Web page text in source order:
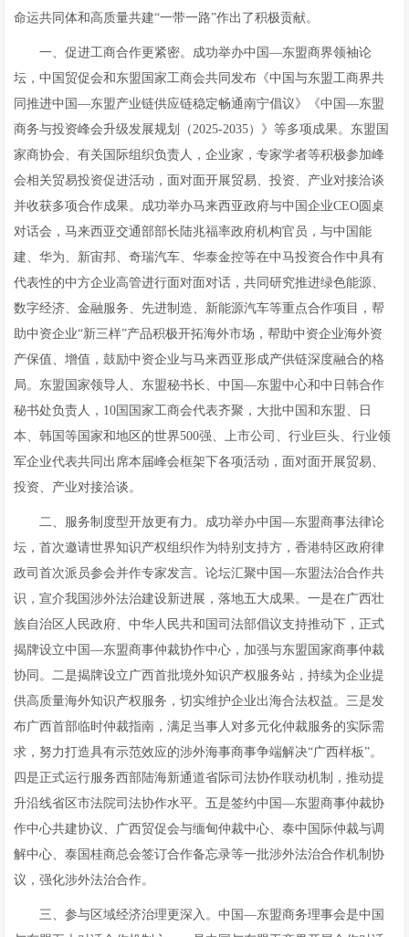
命运共同体和高质量共建“一带一路”作出了积极贡献。
一、促进工商合作更紧密。成功举办中国—东盟商界领袖论
坛，中国贸促会和东盟国家工商会共同发布《中国与东盟工商界共
同推进中国—东盟产业链供应链稳定畅通南宁倡议》《中国—东盟
商务与投资峰会升级发展规划（2025-2035）》等多项成果。东盟国
家商协会、有关国际组织负责人，企业家，专家学者等积极参加峰
会相关贸易投资促进活动，面对面开展贸易、投资、产业对接洽谈
并收获多项合作成果。成功举办马来西亚政府与中国企业CEO圆桌
对话会，马来西亚交通部部长陆兆福率政府机构官员，与中国能
建、华为、新宙邦、奇瑞汽车、华泰金控等在中马投资合作中具有
代表性的中方企业高管进行面对面对话，共同研究推进绿色能源、
数字经济、金融服务、先进制造、新能源汽车等重点合作项目，帮
助中资企业“新三样”产品积极开拓海外市场，帮助中资企业海外资
产保值、增值，鼓励中资企业与马来西亚形成产供链深度融合的格
局。东盟国家领导人、东盟秘书长、中国—东盟中心和中日韩合作
秘书处负责人，10国国家工商会代表齐聚，大批中国和东盟、日
本、韩国等国家和地区的世界500强、上市公司、行业巨头、行业领
军企业代表共同出席本届峰会框架下各项活动，面对面开展贸易、
投资、产业对接洽谈。
二、服务制度型开放更有力。成功举办中国—东盟商事法律论
坛，首次邀请世界知识产权组织作为特别支持方，香港特区政府律
政司首次派员参会并作专家发言。论坛汇聚中国—东盟法治合作共
识，宣介我国涉外法治建设新进展，落地五大成果。一是在广西壮
族自治区人民政府、中华人民共和国司法部倡议支持推动下，正式
揭牌设立中国—东盟商事仲裁协作中心，加强与东盟国家商事仲裁
协同。二是揭牌设立广西首批境外知识产权服务站，持续为企业提
供高质量海外知识产权服务，切实维护企业出海合法权益。三是发
布广西首部临时仲裁指南，满足当事人对多元化仲裁服务的实际需
求，努力打造具有示范效应的涉外海事商事争端解决“广西样板”。
四是正式运行服务西部陆海新通道省际司法协作联动机制，推动提
升沿线省区市法院司法协作水平。五是签约中国—东盟商事仲裁协
作中心共建协议、广西贸促会与缅甸仲裁中心、泰中国际仲裁与调
解中心、泰国桂商总会签订合作备忘录等一批涉外法治合作机制协
议，强化涉外法治合作。
三、参与区域经济治理更深入。中国—东盟商务理事会是中国